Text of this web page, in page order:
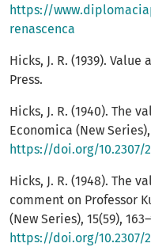
https://
renascenca
Hicks, J. R. (1939).
Press.
Hicks, J. R. (1940). The
Economica (New Series),
https://doi.org/10.2307/
Hicks, J. R. (1948). The
comment on Professor
(New Series), 15(59),
https://doi.org/10.2307/